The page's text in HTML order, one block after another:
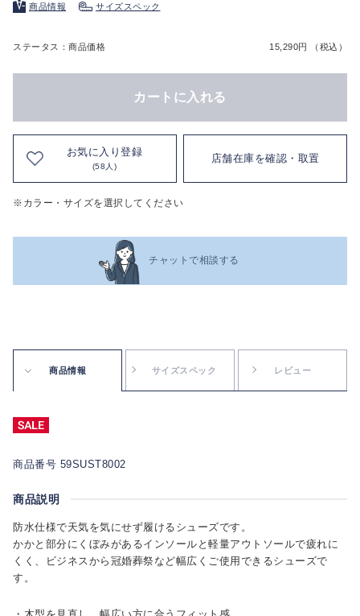
商品情報 サイズスペック
ステータス：商品価格 15,290円 （税込）
カートに入れる
お気に入り登録
(58人)
店舗在庫を確認・取置
※カラー・サイズを選択してください
チャットで相談する
商品情報 サイズスペック レビュー
商品番号 59SUST8002
商品説明
防水仕様で天気を気にせず履けるシューズです。
かかと部分にくぼみがあるインソールと軽量アウトソールで疲れに
くく、ビジネスから冠婚葬祭など幅広くご使用できるシューズで
す。
・木型を見直し、幅広い方に合うフィット感。